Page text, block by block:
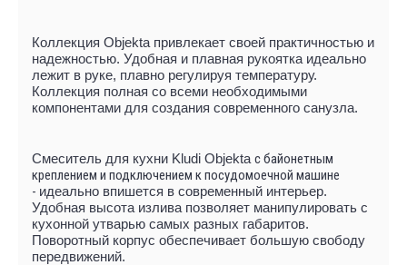
Коллекция Objekta привлекает своей практичностью и
надежностью. Удобная и плавная рукоятка идеально
лежит в руке, плавно регулируя температуру.
Коллекция полная со всеми необходимыми
компонентами для создания современного санузла.
Смеситель для кухни Kludi Objekta с байонетным
креплением и подключением к посудомоечной машине
- идеально впишется в современный интерьер.
Удобная высота излива позволяет манипулировать с
кухонной утварью самых разных габаритов.
Поворотный корпус обеспечивает большую свободу
передвижений.